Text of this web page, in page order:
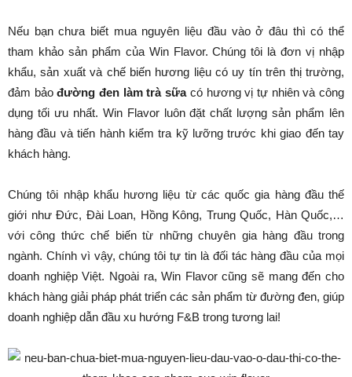
Nếu bạn chưa biết mua nguyên liệu đầu vào ở đâu thì có thể
tham khảo sản phẩm của Win Flavor. Chúng tôi là đơn vị nhập
khẩu, sản xuất và chế biến hương liệu có uy tín trên thị trường,
đảm bảođường đen làm trà sữacó hương vị tự nhiên và công
dụng tối ưu nhất. Win Flavor luôn đặt chất lượng sản phẩm lên
hàng đầu và tiến hành kiểm tra kỹ lưỡng trước khi giao đến tay
khách hàng.
Chúng tôi nhập khẩu hương liệu từ các quốc gia hàng đầu thế
giới như Đức, Đài Loan, Hồng Kông, Trung Quốc, Hàn Quốc,…
với công thức chế biến từ những chuyên gia hàng đầu trong
ngành. Chính vì vậy, chúng tôi tự tin là đối tác hàng đầu của mọi
doanh nghiệp Việt. Ngoài ra, Win Flavor cũng sẽ mang đến cho
khách hàng giải pháp phát triển các sản phẩm từ đường đen, giúp
doanh nghiệp dẫn đầu xu hướng F&B trong tương lai!